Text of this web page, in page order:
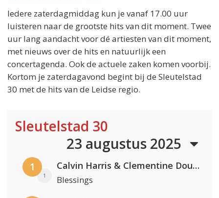
Iedere zaterdagmiddag kun je vanaf 17.00 uur
luisteren naar de grootste hits van dit moment. Twee
uur lang aandacht voor dé artiesten van dit moment,
met nieuws over de hits en natuurlijk een
concertagenda. Ook de actuele zaken komen voorbij.
Kortom je zaterdagavond begint bij de Sleutelstad
30 met de hits van de Leidse regio.
Sleutelstad 30
23 augustus 2025
1
1
Calvin Harris & Clementine Douglas
Blessings